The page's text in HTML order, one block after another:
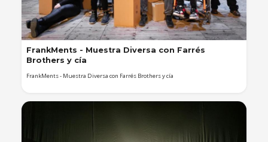
FrankMents - Muestra Diversa con Farrés
Brothers y cía
FrankMents - Muestra Diversa con Farrés Brothers y cía